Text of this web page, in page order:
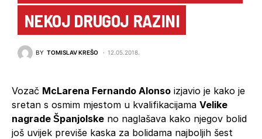
NEKOJ DRUGOJ RAZINI
BY TOMISLAV KREŠO 12.05.2018.
Vozač McLarena Fernando Alonso izjavio je kako je
sretan s osmim mjestom u kvalifikacijama Velike
nagrade Španjolske no naglašava kako njegov bolid
još uvijek previše kaska za bolidama najboljih šest